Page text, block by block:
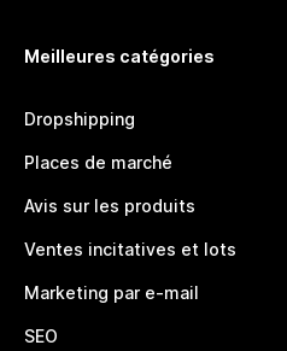
Meilleures catégories
Dropshipping
Places de marché
Avis sur les produits
Ventes incitatives et lots
Marketing par e-mail
SEO